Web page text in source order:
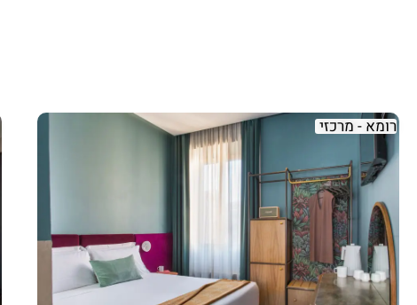
רומא - מרכזי